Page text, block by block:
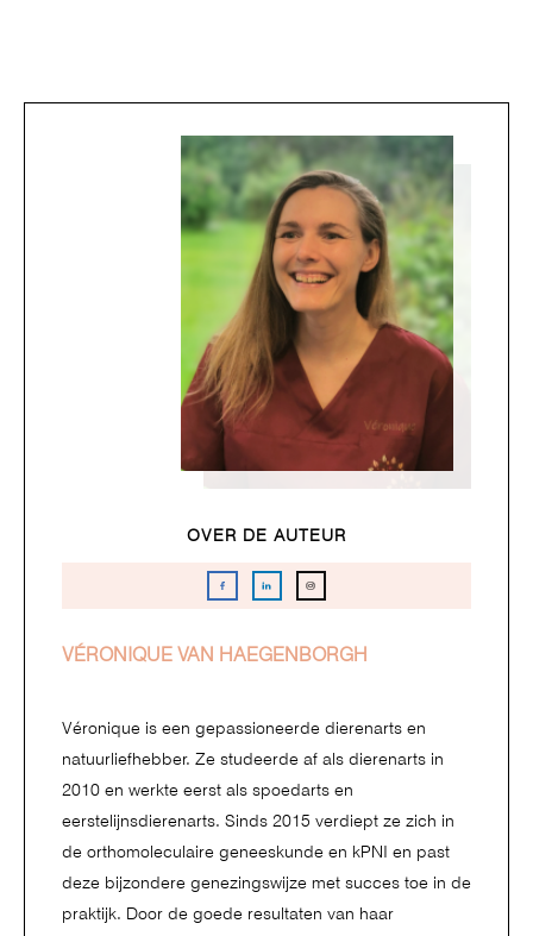
OVER DE AUTEUR
VÉRONIQUE VAN HAEGENBORGH
Véronique is een gepassioneerde dierenarts en
natuurliefhebber. Ze studeerde af als dierenarts in
2010 en werkte eerst als spoedarts en
eerstelijnsdierenarts. Sinds 2015 verdiept ze zich in
de orthomoleculaire geneeskunde en kPNI en past
deze bijzondere genezingswijze met succes toe in de
praktijk. Door de goede resultaten van haar